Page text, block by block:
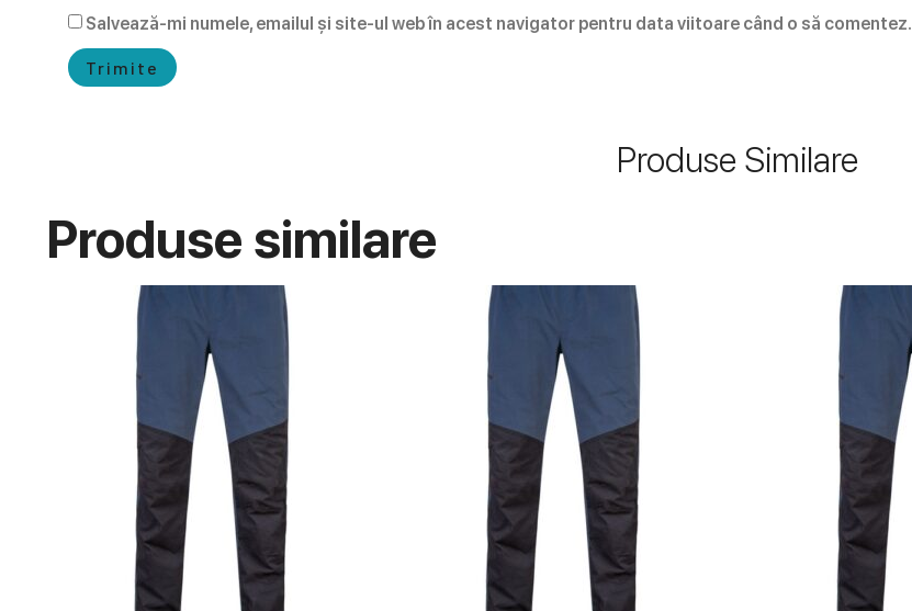
Salvează-mi numele, emailul și site-ul web în acest navigator pentru data viitoare când o să comentez.
Produse Similare
Produse similare